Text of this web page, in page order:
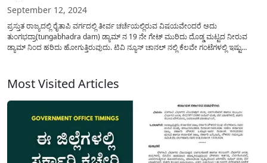
September 12, 2024
ಪ್ರಸ್ತುತ ರಾಜ್ಯದಲ್ಲಿ ರೈತಾಪಿ ವರ್ಗದಲ್ಲಿ ತೀರ್ವ ಚರ್ಚೆಯಲ್ಲಿರುವ ವಿಷಯವೇಂದರೆ ಅದು
ತುಂಗಭದ್ರಾ(tungabhadra dam) ಡ್ಯಾಮ್ ನ 19 ನೇ ಗೇಟ್ ಮುರಿದು ದೊಡ್ಡ ಮಟ್ಟದ ನೀರುವ
ಡ್ಯಾಮ್ ನಿಂದ ಹರಿದು ಹೋಗುತ್ತಿರುವುದು. ಟಿವಿ ನ್ಯೂಸ್ ಚಾನಲ್ ನಲ್ಲಿ ಕೆಲವೇ ಗಂಟೆಗಳಲ್ಲಿ ಇಷ್ಟು
Most Visited Articles